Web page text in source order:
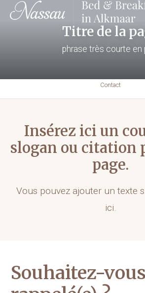
Titre de la
phrase très courte en
Contact
Insérez ici un
slogan ou citation
page.
Vous pouvez ajouter un texte
ici.
Souhaitez-